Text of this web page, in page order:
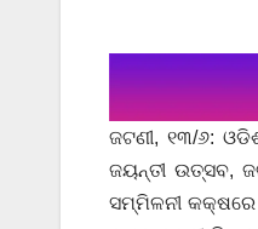
ଜଟଣୀ, ୧୩/୬:
ଜୟନ୍ତୀ ଉତ୍ସବ,
ସମ୍ମିଳନୀ